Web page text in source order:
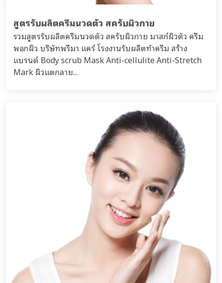
สูตรรับผลิตครีมนวดตัว สครับผิวกาย
รวมสูตรรับผลิตครีมนวดตัว สครับผิวกาย มาสก์ผิวตัว ครีม
พอกผิว บริษัทพรีมา แคร์ โรงงานรับผลิตทำครีม สร้าง
แบรนด์ Body scrub Mask Anti-cellulite Anti-Stretch
Mark ผิวแตกลาย...